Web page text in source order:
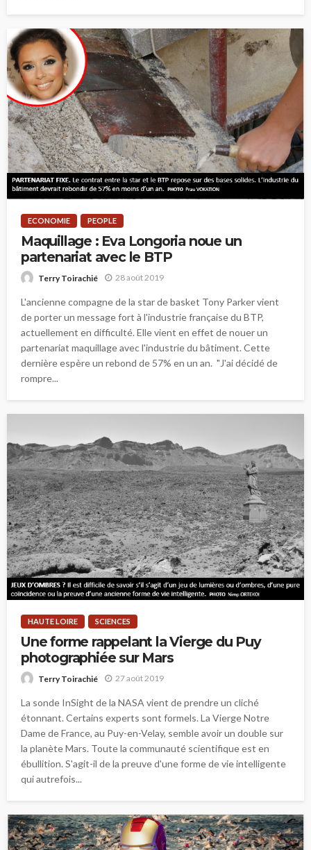
ECONOMIE PEOPLE
Maquillage : Eva Longoria noue un
partenariat avec le BTP
Terry Toirachié 28 août 2019
L'ancienne compagne de la star de basket Tony Parker vient
de porter un message fort à l'industrie française du BTP,
actuellement en difficulté. Elle vient en effet de nouer un
partenariat maquillage avec l'industrie du bâtiment. Cette
dernière espère un rebond de 57% en un an. "J'ai décidé de
rompre...
HAUTE LOIRE SCIENCES
Une forme rappelant la Vierge du Puy
photographiée sur Mars
Terry Toirachié 27 août 2019
La sonde InSight de la NASA vient de prendre un cliché
étonnant. Certains experts sont formels. La Vierge Notre
Dame de France, au Puy-en-Velay, semble avoir un double sur
la planète Mars. Toute la communauté scientifique est en
ébullition. S'agit-il de la preuve d'une forme de vie intelligente
qui autrefois...